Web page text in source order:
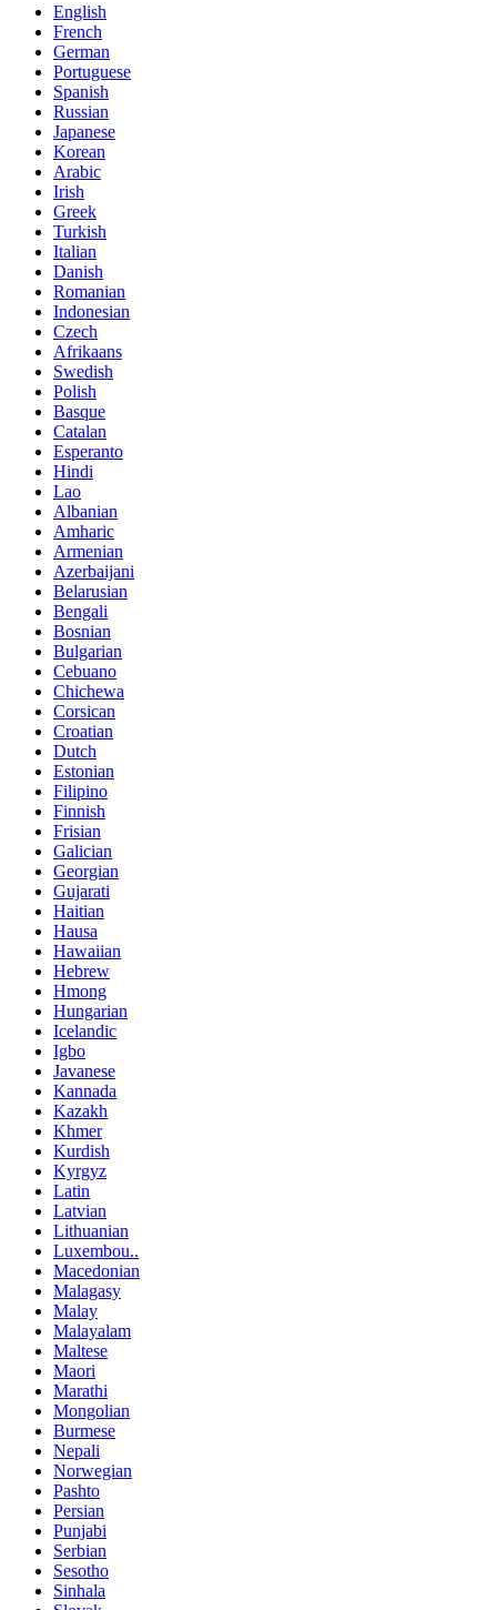
English
French
German
Portuguese
Spanish
Russian
Japanese
Korean
Arabic
Irish
Greek
Turkish
Italian
Danish
Romanian
Indonesian
Czech
Afrikaans
Swedish
Polish
Basque
Catalan
Esperanto
Hindi
Lao
Albanian
Amharic
Armenian
Azerbaijani
Belarusian
Bengali
Bosnian
Bulgarian
Cebuano
Chichewa
Corsican
Croatian
Dutch
Estonian
Filipino
Finnish
Frisian
Galician
Georgian
Gujarati
Haitian
Hausa
Hawaiian
Hebrew
Hmong
Hungarian
Icelandic
Igbo
Javanese
Kannada
Kazakh
Khmer
Kurdish
Kyrgyz
Latin
Latvian
Lithuanian
Luxembou..
Macedonian
Malagasy
Malay
Malayalam
Maltese
Maori
Marathi
Mongolian
Burmese
Nepali
Norwegian
Pashto
Persian
Punjabi
Serbian
Sesotho
Sinhala